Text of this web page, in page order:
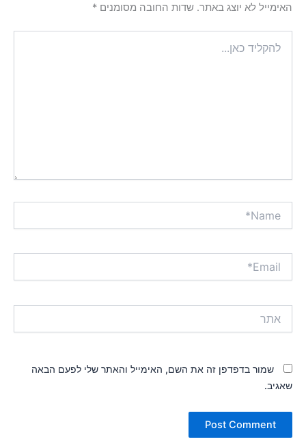
האימייל לא יוצג באתר. שדות החובה מסומנים *
כאן...
שמור בדפדפן זה את השם, האימייל והאתר שלי לפעם הבאה
שאגיב.